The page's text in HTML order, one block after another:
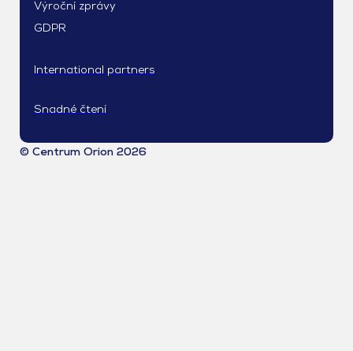
Výroční zprávy
GDPR
International partners
Snadné čtení
© Centrum Orion 2026